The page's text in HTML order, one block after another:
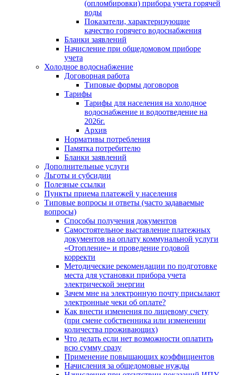
(опломбировки) прибора учета горячей
воды
Показатели, характеризующие
качество горячего водоснабжения
Бланки заявлений
Начисление при общедомовом приборе
учета
Холодное водоснабжение
Договорная работа
Типовые формы договоров
Тарифы
Тарифы для населения на холодное
водоснабжение и водоотведение на
2026г.
Архив
Нормативы потребления
Памятка потребителю
Бланки заявлений
Дополнительные услуги
Льготы и субсидии
Полезные ссылки
Пункты приема платежей у населения
Типовые вопросы и ответы (часто задаваемые
вопросы)
Способы получения документов
Самостоятельное выставление платежных
документов на оплату коммунальной услуги
«Отопление» и проведение годовой
корректи
Методические рекомендации по подготовке
места для установки прибора учета
электрической энергии
Зачем мне на электронную почту присылают
электронные чеки об оплате?
Как внести изменения по лицевому счету
(при смене собственника или изменении
количества проживающих)
Что делать если нет возможности оплатить
всю сумму сразу
Применение повышающих коэффициентов
Начисления за общедомовые нужды